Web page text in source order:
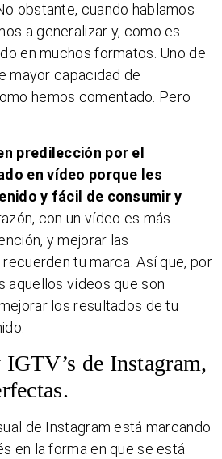
obstante, cuando hablamos
a generalizar y, como es
en muchos formatos. Uno de
mayor capacidad de
hemos comentado. Pero
predilección por el
en vídeo porque les
y fácil de consumir y
con un vídeo es más
y mejorar las
tu marca. Así que, por
aquellos vídeos que son
los resultados de tu
de Instagram,
de Instagram está marcando
en la forma en que se está